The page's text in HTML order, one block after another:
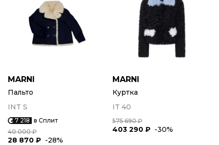
MARNI
Пальто
INT S
7 218 в Сплит
40 000 ₽
28 870 ₽ -28%
MARNI
Куртка
IT 40
575 690 ₽
403 290 ₽ -30%